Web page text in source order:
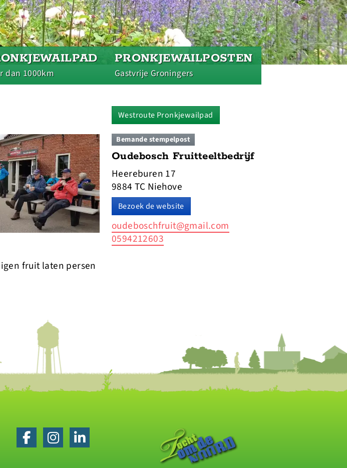
dan 1000km
PRONKJEWAILPOSTEN
Gastvrije Groningers
fruit laten persen
Westroute Pronkjewailpad
Bemande stempelpost
Oudebosch Fruitteeltbedrijf
Heereburen 17
9884 TC Niehove
Bezoek de website
oudeboschfruit@gmail.com
0594212603